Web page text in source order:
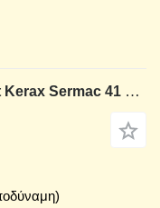
Sermac 5Z41 στο πλαίσιο Renault Kerax Sermac 41 m 5Z41